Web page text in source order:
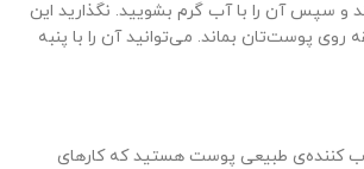
بماند و سپس آن را با آب گرم بشویید. نگذارید این
از ۲۰ دقیقه روی پوست‌تان بماند. می‌توانید آن را با پنبه
کننده‌ی طبیعی پوست هستید که کارهای